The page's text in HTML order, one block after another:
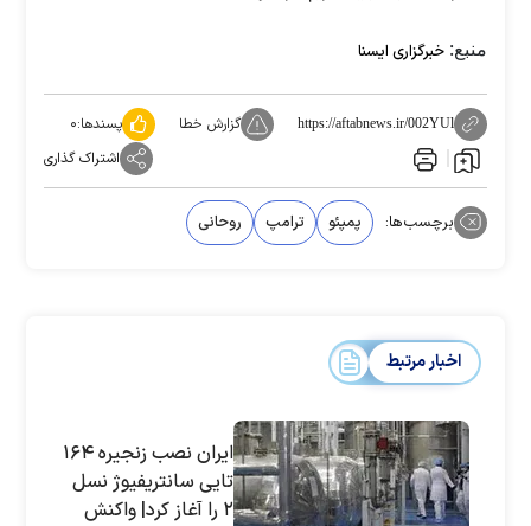
منبع: خبرگزاری ایسنا
https://aftabnews.ir/002YUl گزارش خطا پسندها:۰
اشتراک گذاری
برچسب‌ها: پمپئو ترامپ روحانی
اخبار مرتبط
ایران نصب زنجیره ۱۶۴
تایی سانتریفیوژ نسل
۲ را آغاز کرد| واکنش